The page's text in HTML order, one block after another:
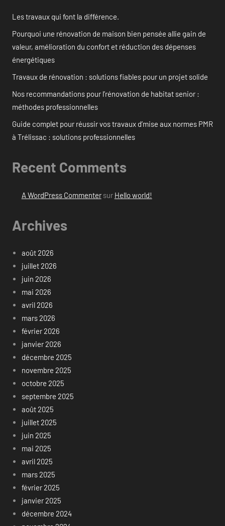
Les travaux qui font la différence.
Pourquoi une rénovation de maison bien pensée allie gain de
valeur, amélioration du confort et réduction des dépenses
énergétiques
Travaux de rénovation : solutions fiables pour un projet solide
Nos recommandations pour l’rénovation de habitat senior :
méthodes professionnelles
Guide complet pour réussir vos travaux d’mise aux normes PMR
à Trélissac : solutions professionnelles
Recent Comments
A WordPress Commentersur Hello world!
Archives
août 2026
juillet 2026
juin 2026
mai 2026
avril 2026
mars 2026
février 2026
janvier 2026
décembre 2025
novembre 2025
octobre 2025
septembre 2025
août 2025
juillet 2025
juin 2025
mai 2025
avril 2025
mars 2025
février 2025
janvier 2025
décembre 2024